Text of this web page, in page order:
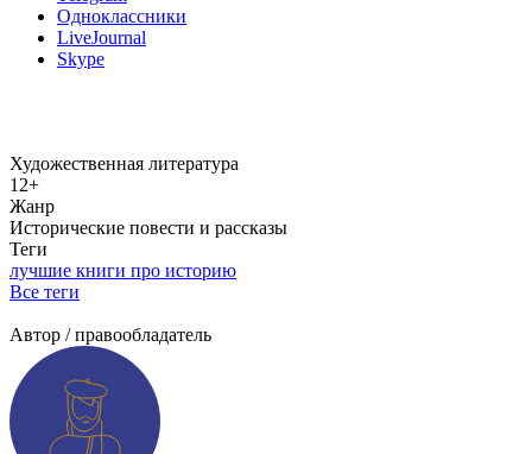
Одноклассники
LiveJournal
Skype
Художественная литература
12+
Жанр
Исторические повести и рассказы
Теги
лучшие книги про историю
Все теги
Автор / правообладатель